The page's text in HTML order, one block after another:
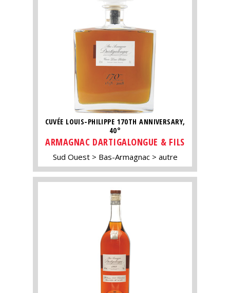
CUVÉE LOUIS-PHILIPPE 170TH ANNIVERSARY,
40°
ARMAGNAC DARTIGALONGUE & FILS
Sud Ouest Bas-Armagnac autre